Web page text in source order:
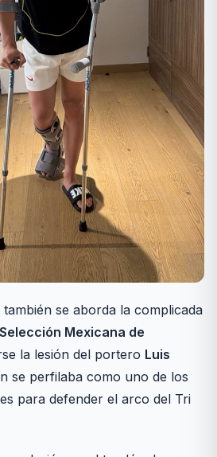
también se aborda la complicada
Selección Mexicana de
la lesión del portero Luis
se perfilaba como uno de los
para defender el arco del Tri